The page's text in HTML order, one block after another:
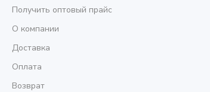
Получить оптовый прайс
О компании
Доставка
Оплата
Возврат